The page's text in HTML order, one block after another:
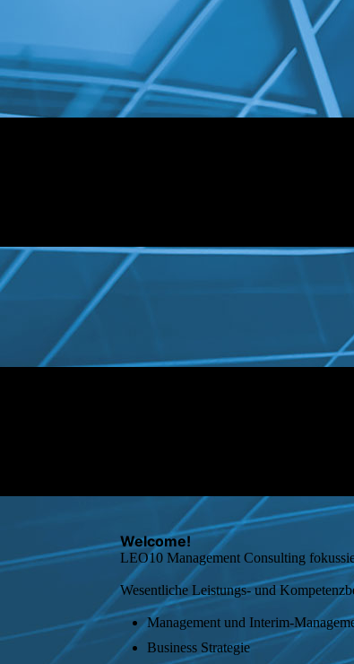
Welcome!
LEO10 Management Consulting
Wesentliche Leistungs- und
Management und Interim-
Business Strategie